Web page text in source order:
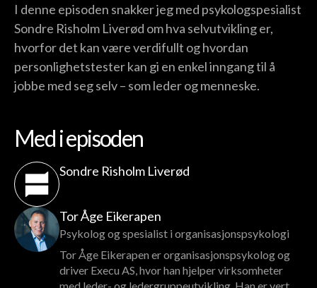
I denne episoden snakker jeg med psykologspesialist
Sondre Risholm Liverød om hva selvutvikling er,
hvorfor det kan være verdifullt og hvordan
personlighetstester kan gi en enkel inngang til å
jobbe med seg selv – som leder og menneske.
Med i episoden
Sondre Risholm Liverød
Tor Åge Eikerapen
Psykolog og spesialist i organisasjonspsykologi
Tor Åge Eikerapen er organisasjonspsykolog og
driver Execu AS, hvor han hjelper virksomheter
med leder- og ledergruppeutvikling. Han er vert